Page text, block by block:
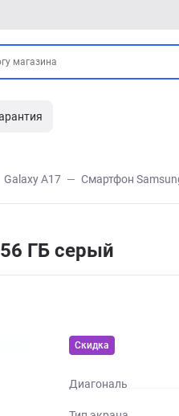
Galaxy A17 Смартфон
ГБ серый
Скидка
Диагональ